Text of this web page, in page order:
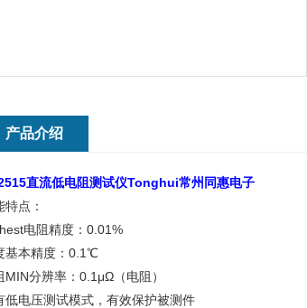
产品介绍
直流低电阻测试仪Tonghui常州同惠电子
特点：
电阻精度：0.01%
基本精度：0.1℃
MIN分辨率：0.1μΩ（电阻）
低电压测试模式，有效保护被测件